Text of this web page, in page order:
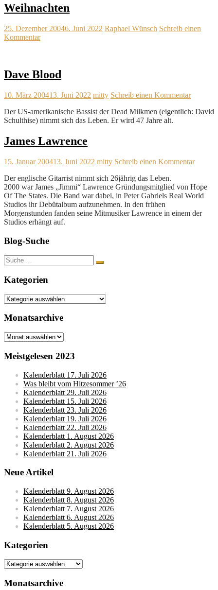
Weihnachten
25. Dezember 20046. Juni 2022 Raphael Wünsch Schreib einen
Kommentar
Dave Blood
10. März 200413. Juni 2022 mitty Schreib einen Kommentar
Der US-amerikanische Bassist der Dead Milkmen (eigentlich: David
Schulthise) nimmt sich das Leben. Er wird 47 Jahre alt.
James Lawrence
15. Januar 200413. Juni 2022 mitty Schreib einen Kommentar
Der englische Gitarrist nimmt sich 26jährig das Leben.
2000 war James „Jimmi“ Lawrence Gründungsmitglied von Hope
Of The States. Die Band war dabei, in Peter Gabriels Real World
Studios ihr Debütalbum aufzunehmen. In den frühen
Morgenstunden fanden seine Mitmusiker Lawrence in einem der
Studios erhängt auf.
Blog-Suche
Suche
nach:
Kategorien
Kategorien
Monatsarchive
Monatsarchive
Meistgelesen 2023
Kalenderblatt 17. Juli 2026
Was bleibt vom Hitzesommer ’26
Kalenderblatt 29. Juli 2026
Kalenderblatt 15. Juli 2026
Kalenderblatt 23. Juli 2026
Kalenderblatt 19. Juli 2026
Kalenderblatt 22. Juli 2026
Kalenderblatt 1. August 2026
Kalenderblatt 2. August 2026
Kalenderblatt 21. Juli 2026
Neue Artikel
Kalenderblatt 9. August 2026
Kalenderblatt 8. August 2026
Kalenderblatt 7. August 2026
Kalenderblatt 6. August 2026
Kalenderblatt 5. August 2026
Kategorien
Kategorien
Monatsarchive